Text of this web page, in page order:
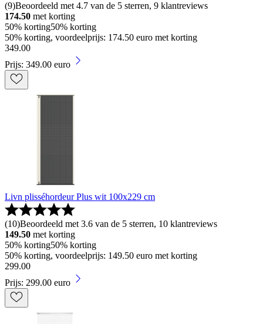
(9)Beoordeeld met 4.7 van de 5 sterren, 9 klantreviews
174.50 met korting
50% korting50% korting
50% korting, voordeelprijs: 174.50 euro met korting
349.00
Prijs: 349.00 euro
Livn plisséhordeur Plus wit 100x229 cm
(10)Beoordeeld met 3.6 van de 5 sterren, 10 klantreviews
149.50 met korting
50% korting50% korting
50% korting, voordeelprijs: 149.50 euro met korting
299.00
Prijs: 299.00 euro